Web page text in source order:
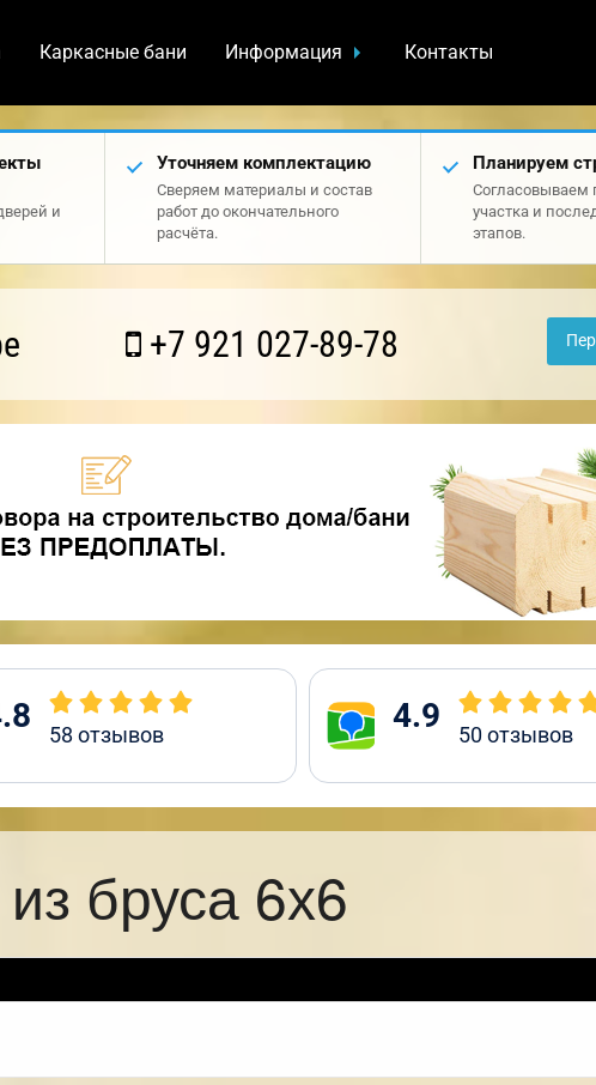
Каркасные бани Информация Контакты
и
Уточняем комплектацию
Сверяем материалы и состав
работ до окончательного
расчёта.
Планируем
Согласовываем
участка и
этапов.
+7 921 027-89-78
58 отзывов 4.9 50отзывов
бруса 6х6